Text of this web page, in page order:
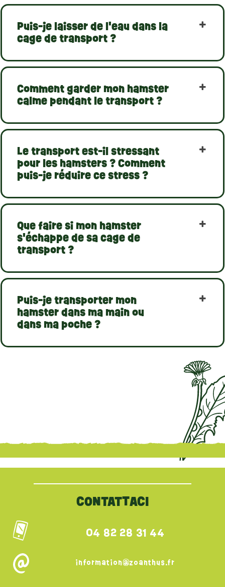
Puis-je laisser de l'eau dans la
cage de transport ?
Comment garder mon hamster
calme pendant le transport ?
Le transport est-il stressant
pour les hamsters ? Comment
puis-je réduire ce stress ?
Que faire si mon hamster
s'échappe de sa cage de
transport ?
Puis-je transporter mon
hamster dans ma main ou
dans ma poche ?
CONTATTACI
04 82 28 31 44
information@zoanthus.fr